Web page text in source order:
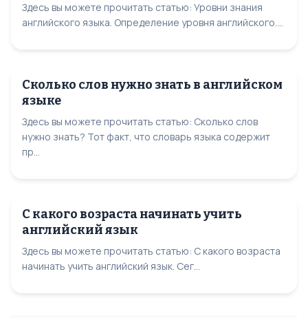
Здесь вы можете прочитать статью: Уровни знания
английского языка. Определение уровня английского....
Сколько слов нужно знать в английском
языке
Здесь вы можете прочитать статью: Сколько слов
нужно знать? Тот факт, что словарь языка содержит
пр...
С какого возраста начинать учить
английский язык
Здесь вы можете прочитать статью: С какого возраста
начинать учить английский язык. Сег...